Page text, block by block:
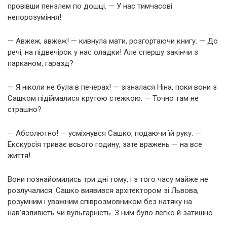
провівши пензлем по дошці. — У нас тимчасові
непорозуміння!
— Авжеж, авжеж! — кивнула мати, розгортаючи книгу. — До
речі, на підвечірок у нас оладки! Але спершу закінчи з
парканом, гаразд?
— Я ніколи не була в печерах! — зізналася Ніна, поки вони з
Сашком підіймалися крутою стежкою. — Точно там не
страшно?
— Абсолютно! — усміхнувся Сашко, подаючи їй руку. —
Екскурсія триває всього годину, зате вражень — на все
життя!
Вони познайомились три дні тому, і з того часу майже не
розлучалися. Сашко виявився архітектором зі Львова,
розумним і уважним співрозмовником без натяку на
нав’язливість чи вульгарність. З ним було легко й затишно.